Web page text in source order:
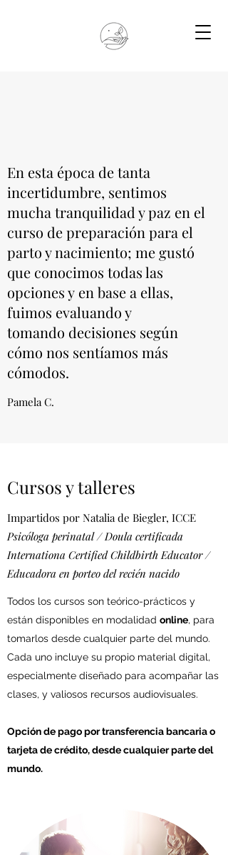
En esta época de tanta
incertidumbre, sentimos
mucha tranquilidad y paz en el
curso de preparación para el
parto y nacimiento; me gustó
que conocimos todas las
opciones y en base a ellas,
fuimos evaluando y
tomando decisiones según
cómo nos sentíamos más
cómodos.
Pamela C.
Cursos y talleres
Impartidos por Natalia de Biegler, ICCE
Psicóloga perinatal / Doula certificada
Internationa Certified Childbirth Educator /
Educadora en porteo del recién nacido
Todos los cursos son teórico-prácticos y
están disponibles en modalidad online, para
tomarlos desde cualquier parte del mundo.
Cada uno incluye su propio material digital,
especialmente diseñado para acompañar las
clases, y valiosos recursos audiovisuales.
Opción de pago por transferencia bancaria o
tarjeta de crédito, desde cualquier parte del
mundo.